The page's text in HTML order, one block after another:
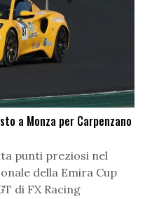
a Monza per Carpenzano
punti preziosi nel
della Emira Cup
di FX Racing